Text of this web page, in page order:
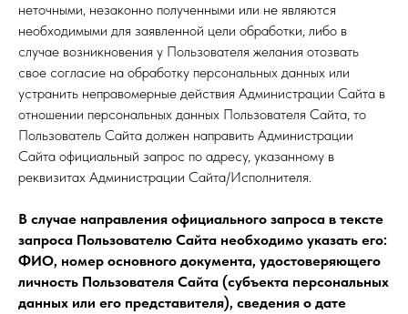
неточными, незаконно полученными или не являются
необходимыми для заявленной цели обработки, либо в
случае возникновения у Пользователя желания отозвать
свое согласие на обработку персональных данных или
устранить неправомерные действия Администрации Сайта в
отношении персональных данных Пользователя Сайта, то
Пользователь Сайта должен направить Администрации
Сайта официальный запрос по адресу, указанному в
реквизитах Администрации Сайта/Исполнителя.
В случае направления официального запроса в тексте
запроса Пользователю Сайта необходимо указать его:
ФИО, номер основного документа, удостоверяющего
личность Пользователя Сайта (субъекта персональных
данных или его представителя), сведения о дате